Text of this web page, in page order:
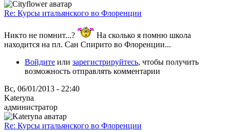
Re: Курсы итальянского во Флоренции
Никто не помнит...?
На сколько я помню школа
находится на пл. Сан Спирито во Флоренции...
Войдите или зарегистрируйтесь, чтобы получить
возможность отправлять комментарии
Вс, 06/01/2013 - 22:40
Kateryna
администратор
Re: Курсы итальянского во Флоренции